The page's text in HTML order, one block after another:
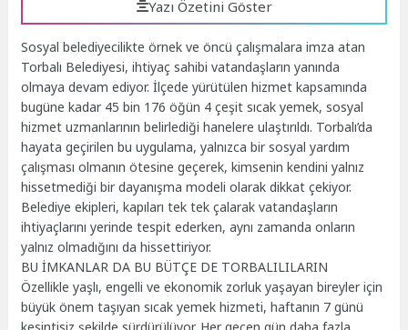
Yazı Özetini Göster
Sosyal belediyecilikte örnek ve öncü çalışmalara imza atan
Torbalı Belediyesi, ihtiyaç sahibi vatandaşların yanında
olmaya devam ediyor. İlçede yürütülen hizmet kapsamında
bugüne kadar 45 bin 176 öğün 4 çeşit sıcak yemek, sosyal
hizmet uzmanlarının belirlediği hanelere ulaştırıldı. Torbalı’da
hayata geçirilen bu uygulama, yalnızca bir sosyal yardım
çalışması olmanın ötesine geçerek, kimsenin kendini yalnız
hissetmediği bir dayanışma modeli olarak dikkat çekiyor.
Belediye ekipleri, kapıları tek tek çalarak vatandaşların
ihtiyaçlarını yerinde tespit ederken, aynı zamanda onların
yalnız olmadığını da hissettiriyor.
BU İMKANLAR DA BU BÜTÇE DE TORBALILILARIN
Özellikle yaşlı, engelli ve ekonomik zorluk yaşayan bireyler için
büyük önem taşıyan sıcak yemek hizmeti, haftanın 7 günü